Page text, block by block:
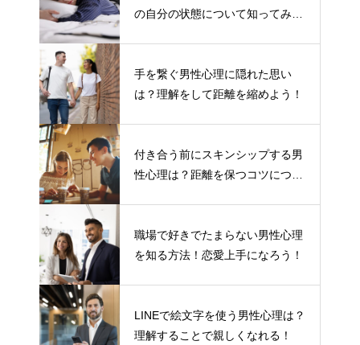
の自分の状態について知ってみよ
手を繋ぐ男性心理に隠れた思い
は？理解をして距離を縮めよう！
付き合う前にスキンシップする男
性心理は？距離を保つコツについ
職場で好きでたまらない男性心理
を知る方法！恋愛上手になろう！
LINEで絵文字を使う男性心理は？
理解することで親しくなれる！